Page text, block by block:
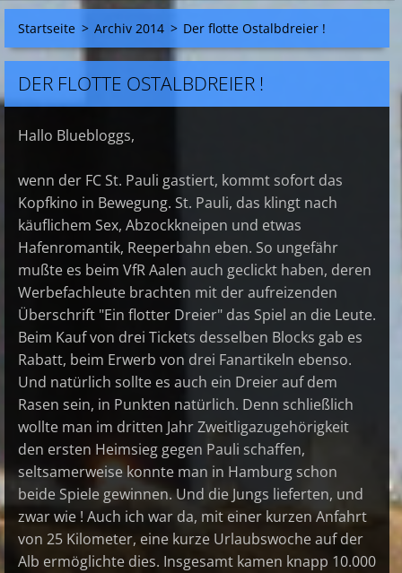
Startseite > Archiv 2014 > Der flotte Ostalbdreier !
DER FLOTTE OSTALBDREIER !
Hallo Bluebloggs,
wenn der FC St. Pauli gastiert, kommt sofort das
Kopfkino in Bewegung. St. Pauli, das klingt nach
käuflichem Sex, Abzockkneipen und etwas
Hafenromantik, Reeperbahn eben. So ungefähr
mußte es beim VfR Aalen auch geclickt haben, deren
Werbefachleute brachten mit der aufreizenden
Überschrift "Ein flotter Dreier" das Spiel an die Leute.
Beim Kauf von drei Tickets desselben Blocks gab es
Rabatt, beim Erwerb von drei Fanartikeln ebenso.
Und natürlich sollte es auch ein Dreier auf dem
Rasen sein, in Punkten natürlich. Denn schließlich
wollte man im dritten Jahr Zweitligazugehörigkeit
den ersten Heimsieg gegen Pauli schaffen,
seltsamerweise konnte man in Hamburg schon
beide Spiele gewinnen. Und die Jungs lieferten, und
zwar wie ! Auch ich war da, mit einer kurzen Anfahrt
von 25 Kilometer, eine kurze Urlaubswoche auf der
Alb ermöglichte dies. Insgesamt kamen knapp 10.000